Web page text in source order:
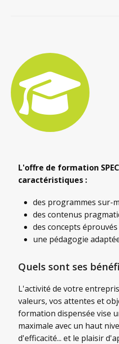
L'offre de formation
caractéristiques :
des programmes sur-
des contenus
des concepts éprouvés
une pédagogie
Quels sont ses
L'activité de votre
valeurs, vos attentes et
formation dispensée vise
maximale avec un haut
d'efficacité... et le plaisir